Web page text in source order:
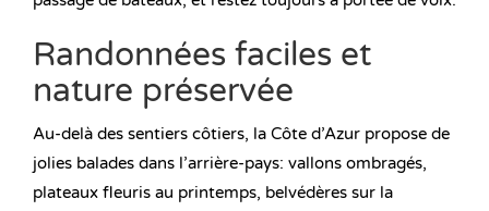
Randonnées faciles et
nature préservée
Au-delà des sentiers côtiers, la Côte d’Azur propose de
jolies balades dans l’arrière-pays: vallons ombragés,
plateaux fleuris au printemps, belvédères sur la